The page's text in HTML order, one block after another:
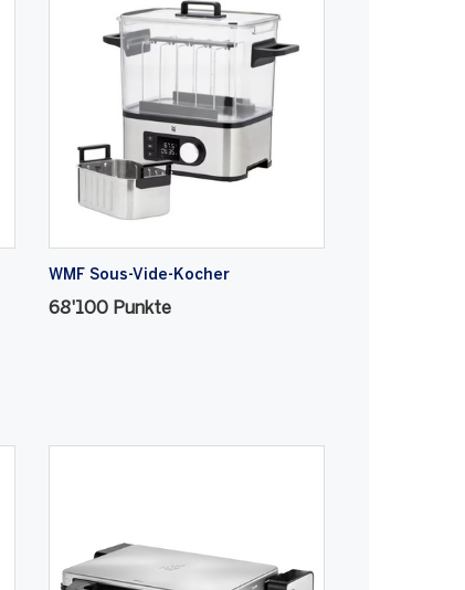
WMF Sous-Vide-Kocher
68'100 Punkte